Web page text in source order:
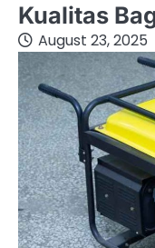
Kualitas
August 23, 2025